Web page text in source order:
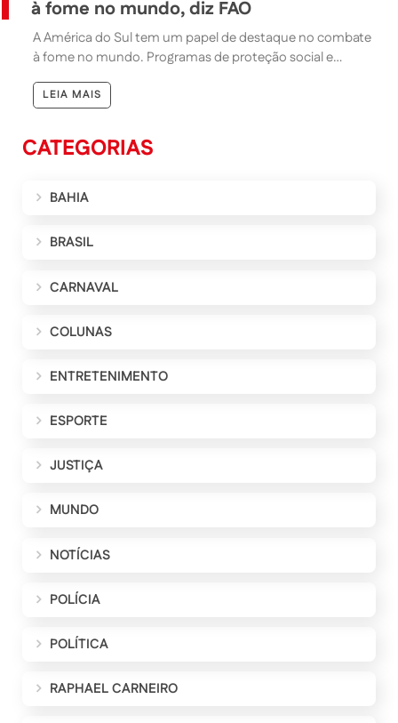
à fome no mundo, diz FAO
A América do Sul tem um papel de destaque no combate
à fome no mundo. Programas de proteção social e…
LEIA MAIS
CATEGORIAS
BAHIA
BRASIL
CARNAVAL
COLUNAS
ENTRETENIMENTO
ESPORTE
JUSTIÇA
MUNDO
NOTÍCIAS
POLÍCIA
POLÍTICA
RAPHAEL CARNEIRO